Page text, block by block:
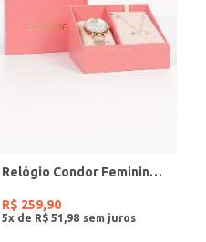
Relógio Condor Feminino DOURADO
R$ 259,90
5x de R$ 51 98